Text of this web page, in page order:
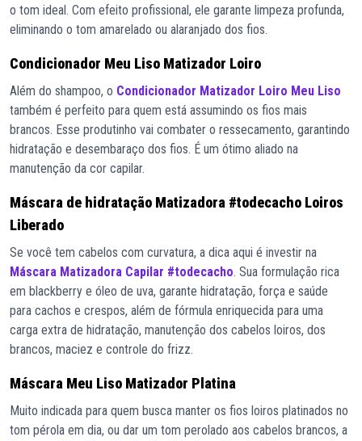
o tom ideal. Com efeito profissional, ele garante limpeza profunda,
eliminando o tom amarelado ou alaranjado dos fios.
Condicionador Meu Liso Matizador Loiro
Além do shampoo, o Condicionador Matizador Loiro Meu Liso
também é perfeito para quem está assumindo os fios mais
brancos. Esse produtinho vai combater o ressecamento, garantindo
hidratação e desembaraço dos fios. É um ótimo aliado na
manutenção da cor capilar.
Máscara de hidratação Matizadora #todecacho Loiros
Liberado
Se você tem cabelos com curvatura, a dica aqui é investir na
Máscara Matizadora Capilar #todecacho. Sua formulação rica
em blackberry e óleo de uva, garante hidratação, força e saúde
para cachos e crespos, além de fórmula enriquecida para uma
carga extra de hidratação, manutenção dos cabelos loiros, dos
brancos, maciez e controle do frizz.
Máscara Meu Liso Matizador Platina
Muito indicada para quem busca manter os fios loiros platinados no
tom pérola em dia, ou dar um tom perolado aos cabelos brancos, a